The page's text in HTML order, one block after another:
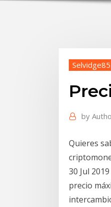
by
Quieres
30 Jul
precio